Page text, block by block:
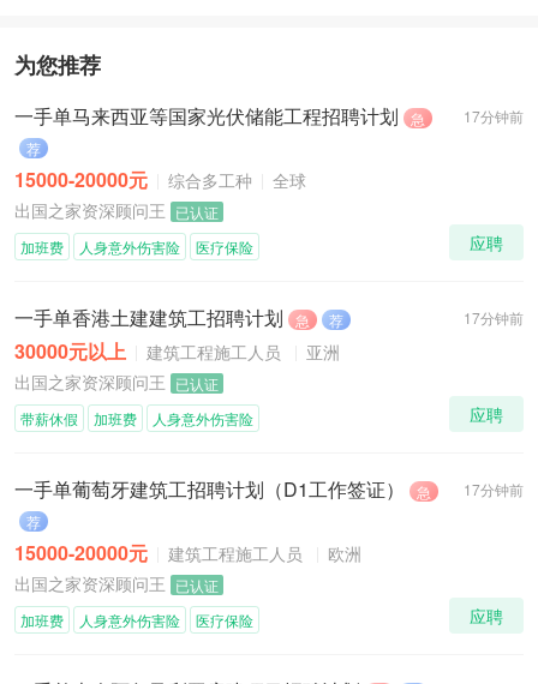
为您推荐
17分钟前
一手单马来西亚等国家光伏储能工程招聘计划
急
荐
15000-20000元 综合多工种
全球
出国之家资深顾问王 已认证
应聘
加班费 人身意外伤害险 医疗保险
17分钟前
一手单香港土建建筑工招聘计划 急 荐
30000元以上 建筑工程施工人员
亚洲
出国之家资深顾问王 已认证
应聘
带薪休假 加班费 人身意外伤害险
17分钟前
一手单葡萄牙建筑工招聘计划（D1工作签证）
急
荐
15000-20000元 建筑工程施工人员
欧洲
出国之家资深顾问王 已认证
应聘
加班费 人身意外伤害险 医疗保险